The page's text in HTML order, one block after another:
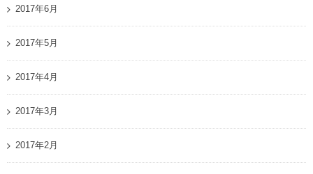
2017年6月
2017年5月
2017年4月
2017年3月
2017年2月